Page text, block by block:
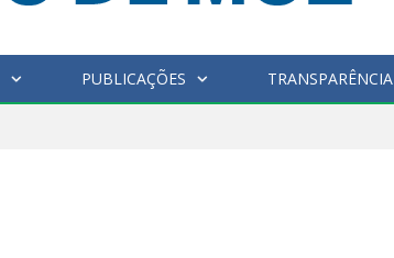
PUBLICAÇÕES TRANSPARÊNCIA